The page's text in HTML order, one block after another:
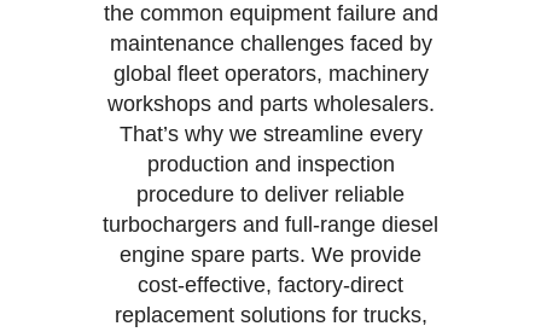
the common equipment failure and
maintenance challenges faced by
global fleet operators, machinery
workshops and parts wholesalers.
That’s why we streamline every
production and inspection
procedure to deliver reliable
turbochargers and full-range diesel
engine spare parts. We provide
cost-effective, factory-direct
replacement solutions for trucks,